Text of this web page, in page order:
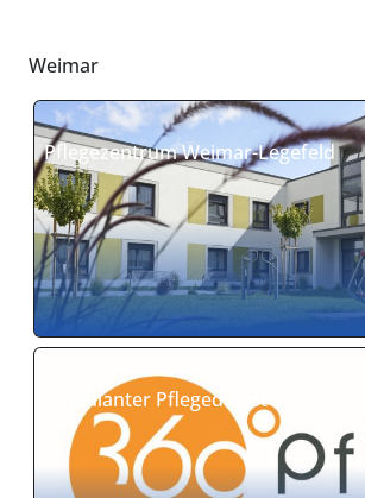
Weimar
Pflegezentrum Weimar-Legefeld
Ambulanter Pflegedienst 360°